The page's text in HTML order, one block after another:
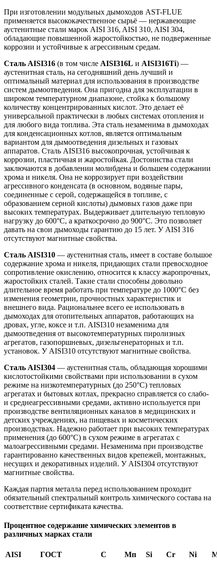
При изготовлении модульных дымоходов AST-FLUE
применяется высококачественное сырьё — нержавеющие
аустенитные стали марок AISI 316, AISI 310, AISI 304,
обладающие повышенной жаростойкостью, не подверженные
коррозии и устойчивые к агрессивным средам.
Сталь AISI316 (в том числе AISI316L и AISI316Ti) —
аустенитная сталь, на сегодняшний день лучший и
оптимальный материал для использования в производстве
систем дымоотведения. Она пригодна для эксплуатации в
широком температурном диапазоне, стойка к большому
количеству концентрированных кислот. Это делает её
универсаль­ной практически в любых системах отопления и
для любого вида топлива. Эта сталь незаменима в дымоходах
для конденсационных котлов, является оптимальным
вариантом для дымоотведения дизельных и газовых
аппаратов. Сталь AISI316 высокопрочная, устойчивая к
коррозии, пластичная и жаростойкая. Достоинства стали
заключаются в добавлении молибдена и большем содержании
хрома и никеля. Она не коррозирует при воздействии
агрессивного конденсата (в основном, водяные пары,
соединенные с серой, содержащейся в топливе, с
образованием серной кислоты) дымовых газов даже при
высоких температурах. Выдерживает длительную тепловую
нагрузку до 600°С, а краткосрочно до 900°С. Это позволяет
давать на свои дымоходы гарантию до 15 лет. У AISI 316
отсутствуют магнитные свойства.
Сталь AISI310 — аустенитная сталь, имеет в составе большое
содержание хрома и никеля, придающих стали превосходное
сопротивление окислению, относится к классу жаропрочных,
жаростойких сталей. Такие стали способны довольно
длительное время работать при температуре до 1000°С без
изменения геометрии, прочностных характеристик и
внешнего вида. Рациональнее всего ее использовать в
дымоходах для отопительных аппаратов, работающих на
дровах, угле, коксе и т.п. AISI310 незаменима для
дымоотведения от высокотемпературных пиролизных
агрегатов, газопоршневых, дизельгенераторных и т.п.
установок. У AISI310 отсутствуют магнитные свойства.
Сталь AISI304 — аустенитная сталь, обладающая хорошими
кислотостойкими свойствами при использовании в сухом
режиме на низкотемпературных (до 250°С) тепловых
агрегатах и бытовых котлах, прекрасно справляется со слабо-
и среднеагрессивными средами, активно используется при
производстве вентиляционных каналов в медицинских и
детских учреждениях, на пищевых и косметических
производствах. Надежно работает при высоких температурах
применения (до 600°С) в сухом режиме в агрегатах с
малоагрессивными средами. Незаменима при производстве
гарантированно качественных видов крепежей, монтажных,
несущих и декоративных изделий. У AISI304 отсутствуют
магнитные свойства.
Каждая партия металла перед использованием проходит
обязательный спектральный контроль химического состава на
соответствие сертификата качества.
Процентное содержание химических элементов в
различных марках стали
AISI ГОСТ С Мп Si Cr Ni